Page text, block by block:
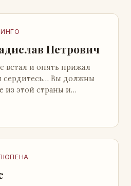
Петрович
встал и опять прижал
сердитесь… Вы должны
из этой страны и